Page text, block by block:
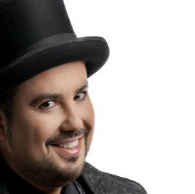
12 maggio 2026
Show artistico per
Come scegliere uno
valore per ospiti, brand e
10 maggio 2026